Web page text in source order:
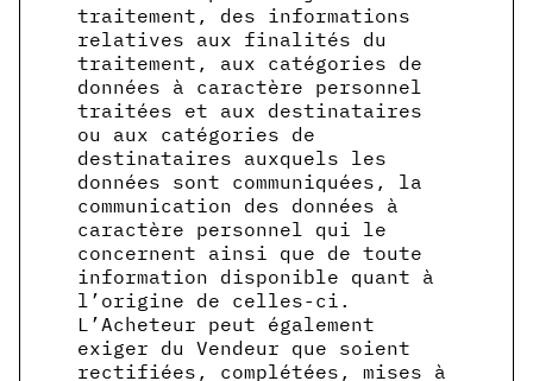
traitement, des informations
relatives aux finalités du
traitement, aux catégories de
données à caractère personnel
traitées et aux destinataires
ou aux catégories de
destinataires auxquels les
données sont communiquées, la
communication des données à
caractère personnel qui le
concernent ainsi que de toute
information disponible quant à
l’origine de celles-ci.
L’Acheteur peut également
exiger du Vendeur que soient
rectifiées, complétées, mises à